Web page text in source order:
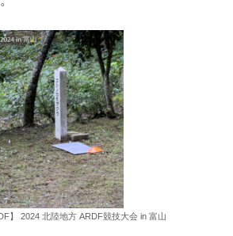
】 2024 北陸地方 ARDF競技大会 in 富山